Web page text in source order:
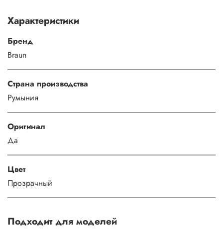
Характеристики
Бренд
Braun
Страна производства
Румыния
Оригинал
Да
Цвет
Прозрачный
Подходит для моделей